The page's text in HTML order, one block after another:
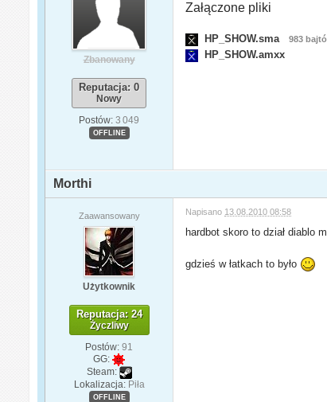
Zbanowany
Reputacja: 0
Nowy
Postów: 3 049
OFFLINE
Załączone pliki
HP_SHOW.sma 983
HP_SHOW.amxx
Morthi
Zaawansowany
Użytkownik
Reputacja: 24
Życzliwy
Postów: 91
GG:
Steam:
Lokalizacja: Piła
OFFLINE
Napisano 13.08.2010 08:58
hardbot skoro to dział diablo
gdzieś w łatkach to było